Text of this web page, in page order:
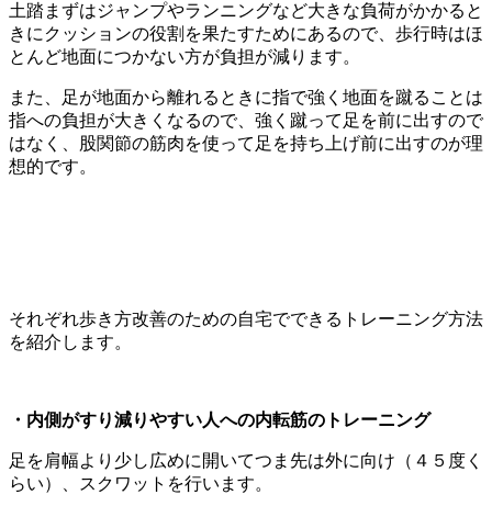
土踏まずはジャンプやランニングなど大きな負荷がかかると
きにクッションの役割を果たすためにあるので、歩行時はほ
とんど地面につかない方が負担が減ります。
また、足が地面から離れるときに指で強く地面を蹴ることは
指への負担が大きくなるので、強く蹴って足を前に出すので
はなく、股関節の筋肉を使って足を持ち上げ前に出すのが理
想的です。
それぞれ歩き方改善のための自宅でできるトレーニング方法
を紹介します。
・内側がすり減りやすい人への内転筋のトレーニング
足を肩幅より少し広めに開いてつま先は外に向け（４５度く
らい）、スクワットを行います。